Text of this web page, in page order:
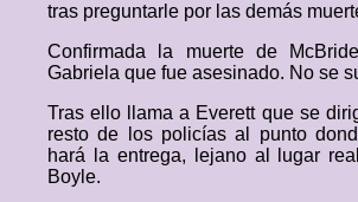
tras preguntarle por las demás
Confirmada la muerte de
Gabriela que fue asesinado. No se
Tras ello llama a Everett que se
resto de los policías al punto
hará la entrega, lejano al lugar
Boyle.